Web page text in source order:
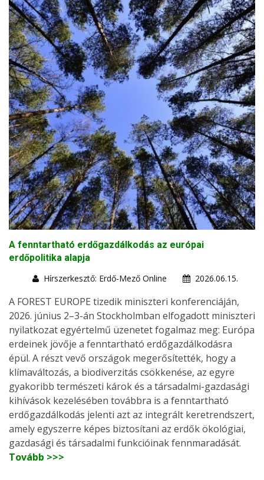
A fenntartható erdőgazdálkodás az európai
erdőpolitika alapja
Hírszerkesztő: Erdő-Mező Online
2026.06.15.
A FOREST EUROPE tizedik miniszteri konferenciáján,
2026. június 2–3-án Stockholmban elfogadott miniszteri
nyilatkozat egyértelmű üzenetet fogalmaz meg: Európa
erdeinek jövője a fenntartható erdőgazdálkodásra
épül. A részt vevő országok megerősítették, hogy a
klímaváltozás, a biodiverzitás csökkenése, az egyre
gyakoribb természeti károk és a társadalmi-gazdasági
kihívások kezelésében továbbra is a fenntartható
erdőgazdálkodás jelenti azt az integrált keretrendszert,
amely egyszerre képes biztosítani az erdők ökológiai,
gazdasági és társadalmi funkcióinak fennmaradását.
Tovább >>>